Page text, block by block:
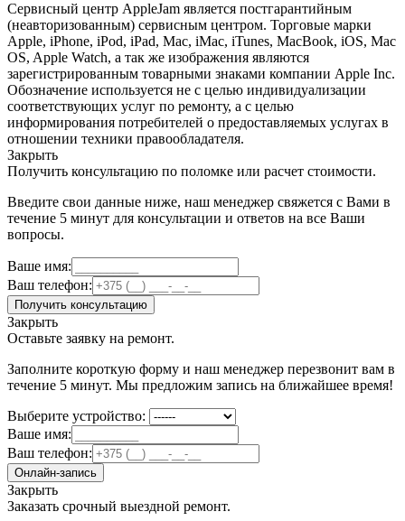
Сервисный центр AppleJam является постгарантийным
(неавторизованным) сервисным центром. Торговые марки
Apple, iPhone, iPod, iPad, Mac, iMac, iTunes, MacBook, iOS, Mac
OS, Apple Watch, а так же изображения являются
зарегистрированным товарными знаками компании Apple Inc.
Обозначение используется не с целью индивидуализации
соответствующих услуг по ремонту, а с целью
информирования потребителей о предоставляемых услугах в
отношении техники правообладателя.
Закрыть
Получить консультацию по поломке или расчет стоимости.
Введите свои данные ниже, наш менеджер свяжется с Вами в
течение 5 минут для консультации и ответов на все Ваши
вопросы.
Ваше имя:
Ваш телефон:
Получить консультацию
Закрыть
Оставьте заявку на ремонт.
Заполните короткую форму и наш менеджер перезвонит вам в
течение 5 минут. Мы предложим запись на ближайшее время!
Выберите устройство:
Ваше имя:
Ваш телефон:
Онлайн-запись
Закрыть
Заказать срочный выездной ремонт.